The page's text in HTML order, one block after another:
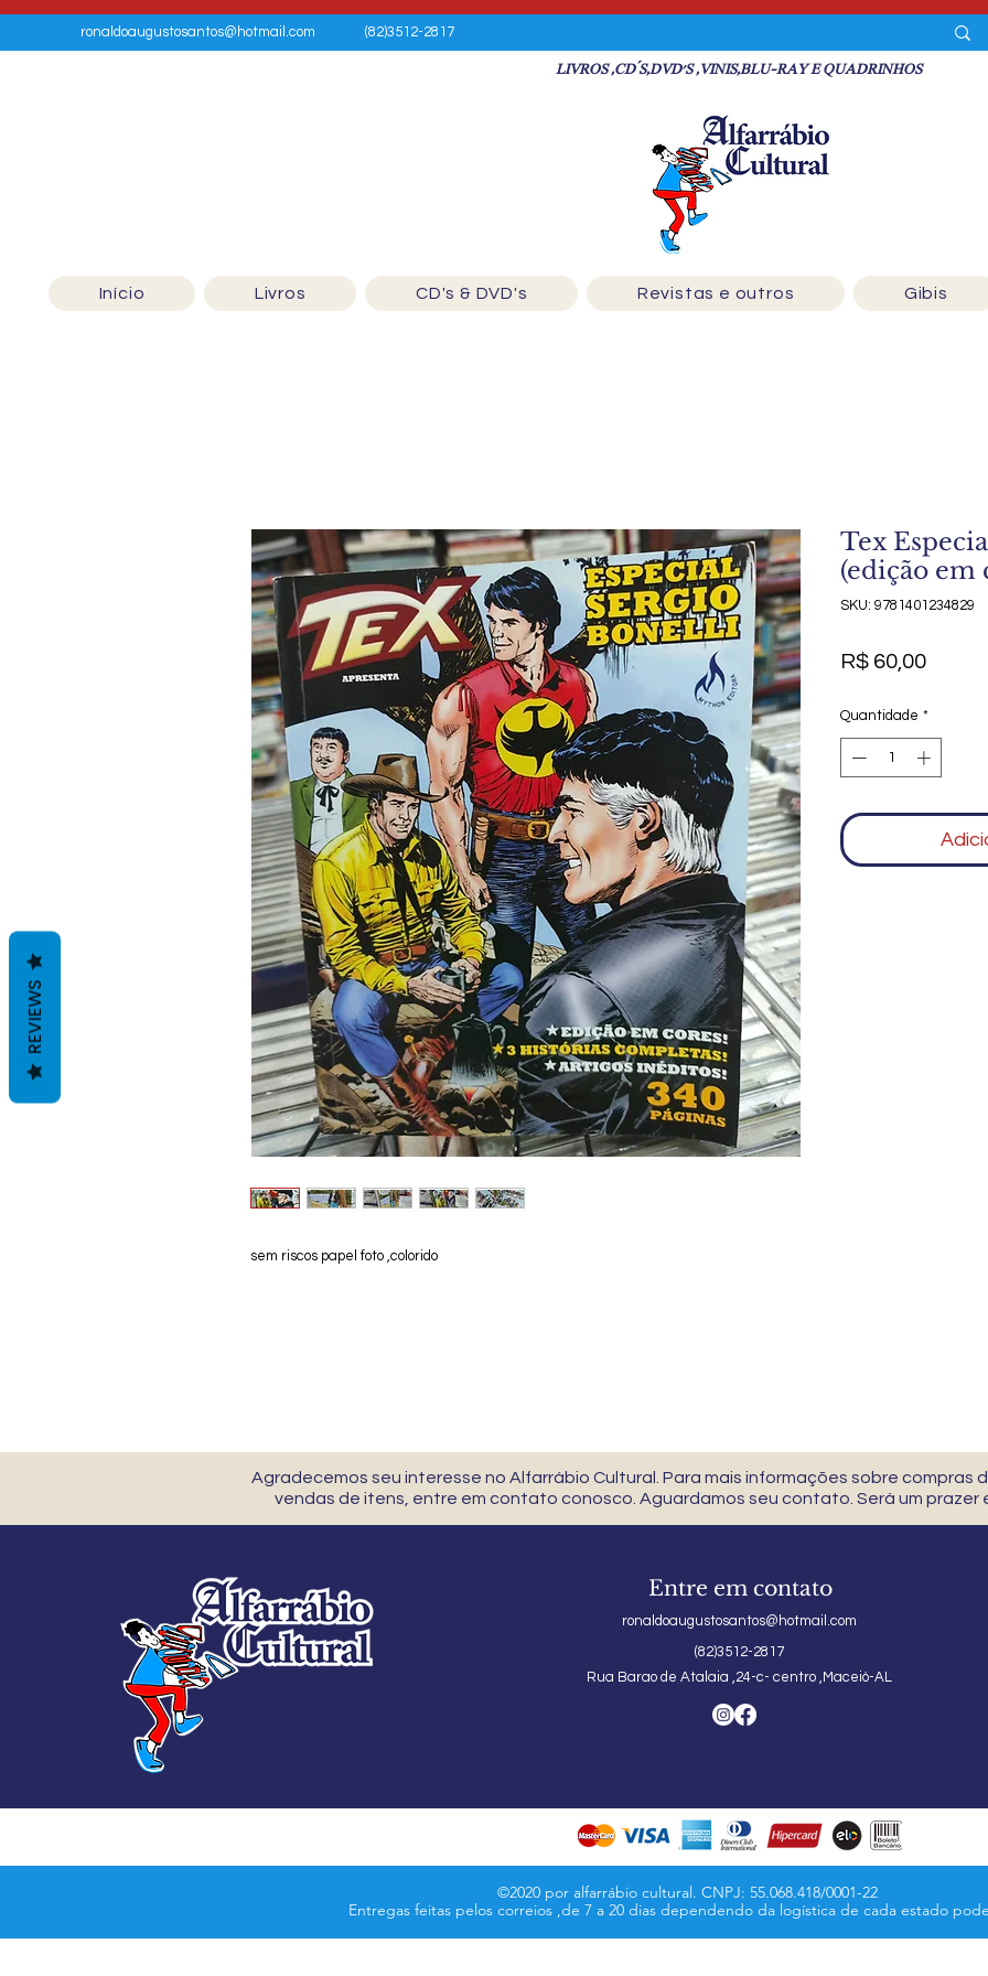
ronaldoaugustosantos@hotmail.com (82)3512-2817
LIVROS ,CD´S,DVD'S ,VINIS,BLU-RAY E QUADRINHOS
Início Livros CD's & DVD's Revistas e outros Gibis
sem riscos papel foto ,colorido
Tex
(edição em
SKU: 9781401234829
R$ 60,00Preço
Quantidade *
Agradecemos seu interesse no Alfarrábio Cultural. Para mais informações sobre compras
vendas de itens, entre em contato conosco. Aguardamos seu contato. Será um prazer
Entre em contato
ronaldoaugustosantos@hotmail.com
(82)3512-2817
Rua Barao de Atalaia ,24-c- centro ,Maceió-AL
©2020 por alfarrábio cultural. CNPJ: 55.068.418/0001-22
Entregas feitas pelos correios ,de 7 a 20 dias dependendo da logística de cada estado
REVIEWS